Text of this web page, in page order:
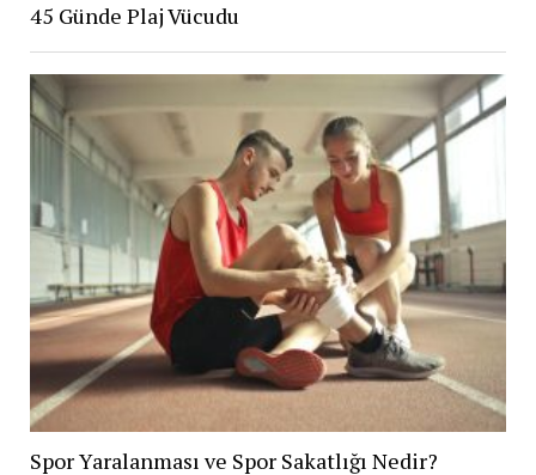
45 Günde Plaj Vücudu
Spor Yaralanması ve Spor Sakatlığı Nedir?